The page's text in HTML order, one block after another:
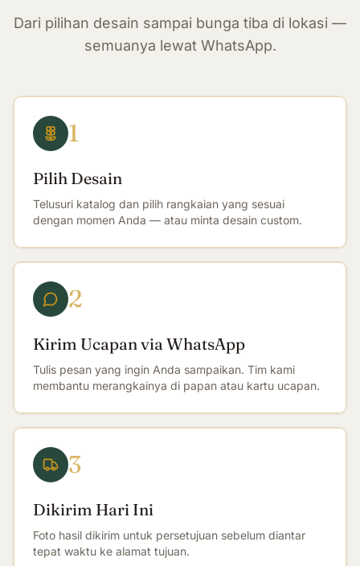
Dari pilihan desain sampai bunga tiba di lokasi —
semuanya lewat WhatsApp.
1
Pilih Desain
Telusuri katalog dan pilih rangkaian yang sesuai
dengan momen Anda — atau minta desain custom.
2
Kirim Ucapan via WhatsApp
Tulis pesan yang ingin Anda sampaikan. Tim kami
membantu merangkainya di papan atau kartu ucapan.
3
Dikirim Hari Ini
Foto hasil dikirim untuk persetujuan sebelum diantar
tepat waktu ke alamat tujuan.